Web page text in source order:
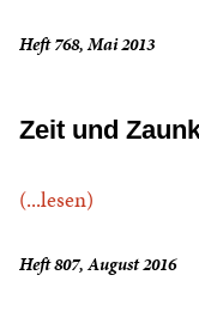
Heft 768, Mai 2013
Zeit und
(...lesen)
Heft 807, August 2016